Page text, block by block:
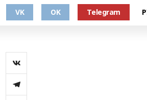
VK OK Telegram